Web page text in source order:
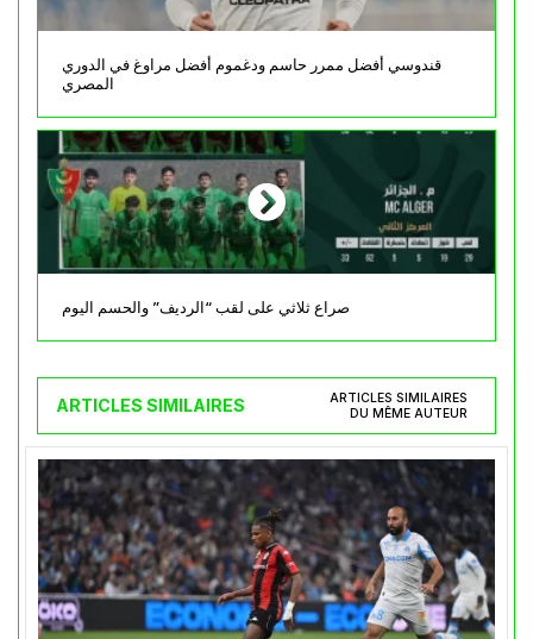
قندوسي أفضل ممرر حاسم ودغموم أفضل مراوغ في الدوري
المصري
صراع ثلاثي على لقب “الرديف” والحسم اليوم
ARTICLES SIMILAIRES
ARTICLES SIMILAIRES
DU MÊME AUTEUR